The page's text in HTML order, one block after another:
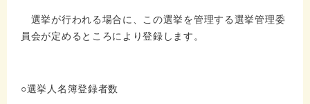
選挙が行われる場合に、この選挙を管理する選挙管理委
員会が定めるところにより登録します。
○選挙人名簿登録者数